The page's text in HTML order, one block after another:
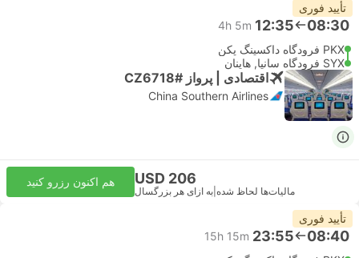
تأیید فوری
08:30
12:35
4h 5m
PKX فرودگاه داکسینگ پکن
SYX فرودگاه سانیا, هاینان
اقتصادی | پرواز #CZ6718
China Southern Airlines
USD 206
مالیات‌ها لحاظ شده به ازای هر بزرگسال
هم اکنون رزرو کنید
تأیید فوری
08:40
23:55
15h 15m